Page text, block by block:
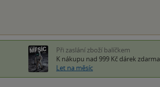
Při zaslání zboží balíčkem
K nákupu nad 999 Kč dárek zdarma
Let na měsíc